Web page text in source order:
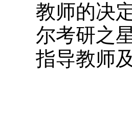
教师的决
尔考研之
指导教师